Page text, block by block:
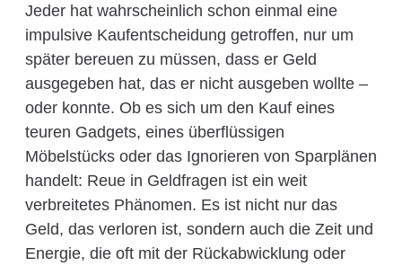
Jeder hat wahrscheinlich schon einmal eine
impulsive Kaufentscheidung getroffen, nur um
später bereuen zu müssen, dass er Geld
ausgegeben hat, das er nicht ausgeben wollte –
oder konnte. Ob es sich um den Kauf eines
teuren Gadgets, eines überflüssigen
Möbelstücks oder das Ignorieren von Sparplänen
handelt: Reue in Geldfragen ist ein weit
verbreitetes Phänomen. Es ist nicht nur das
Geld, das verloren ist, sondern auch die Zeit und
Energie, die oft mit der Rückabwicklung oder